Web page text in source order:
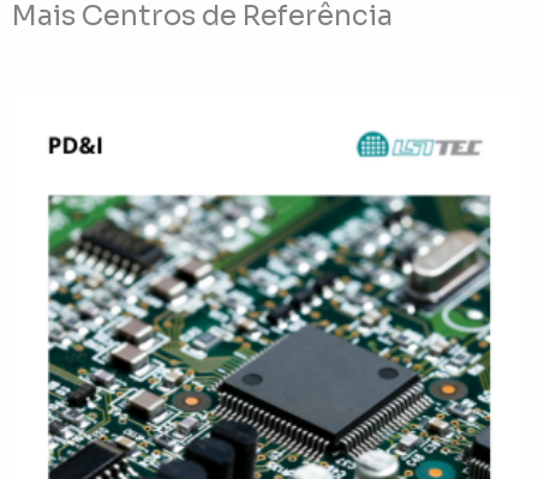
Mais Centros de Referência